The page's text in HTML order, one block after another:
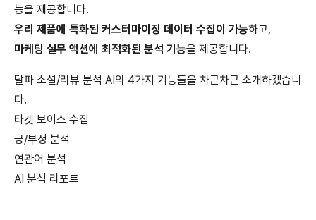
능을 제공합니다.
우리 제품에 특화된 커스터마이징 데이터 수집이 가능하고,
마케팅 실무 액션에 최적화된 분석 기능을 제공합니다.
달파 소셜/리뷰 분석 AI의 4가지 기능들을 차근차근 소개하겠습니
다.
타겟 보이스 수집
긍/부정 분석
연관어 분석
AI 분석 리포트